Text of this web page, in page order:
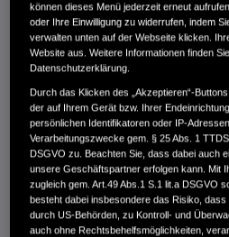
MWST. NICHT AUSWEISBAR
3.900 €
Außenfarbe
Kilometerstand
Kraftstoffart
Getriebe
Türen
5
Leistung
61
Hubraum
Erstzulassung
Bauart
können dieses Menü jederzeit erneut
oder Ihre Einwilligung zu widerrufen, indem
verwalten unten auf der Webseite klicken.
Website aus. Weitere Informationen finden
Datenschutzerklärung.
Durch das Klicken des „Akzeptieren“-
der auf Ihrem Gerät bzw. Ihrer
persönlichen Identifikatoren oder IP-
Verarbeitungszwecke gem. § 25 Abs. 1
DSGVO zu. Beachten Sie, dass dabei auch
unsere Geschäftspartner erfolgen kann. Mit
zugleich gem. Art.49 Abs.1 S.1 lit.a DSGVO
besteht dabei insbesondere das Risiko,
durch US-Behörden, zu Kontroll- und
auch ohne Rechtsbehelfsmöglichkeiten,